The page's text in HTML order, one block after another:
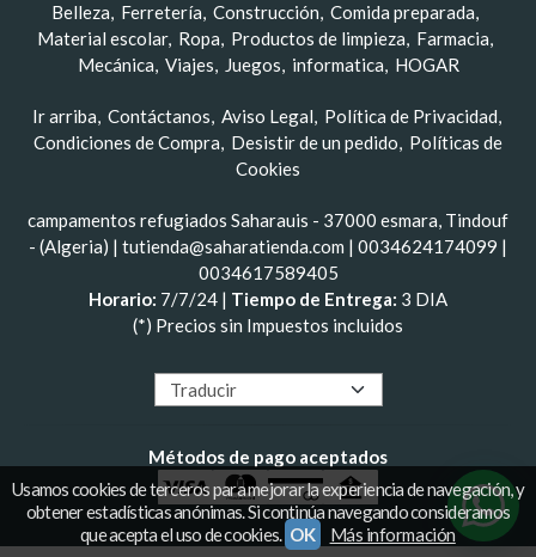
Belleza
Ferretería Construcción Comida preparada
Material escolar Ropa Productos de limpieza
Farmacia
Mecánica Viajes Juegos informatica HOGAR
Ir arriba Contáctanos Aviso Legal
Política de Privacidad
Condiciones de Compra
Desistir de un pedido
Políticas de
Cookies
campamentos refugiados Saharauis - 37000 esmara, Tindouf
- (Algeria) | tutienda@saharatienda.com | 0034624174099 |
0034617589405
Horario: 7/7/24 | Tiempo de Entrega: 3 DIA
(*) Precios sin Impuestos incluidos
Métodos de pago aceptados
Usamos cookies de terceros para mejorar la experiencia de navegación, y
obtener estadísticas anónimas. Si continúa navegando consideramos
que acepta el uso de cookies. OK Más información